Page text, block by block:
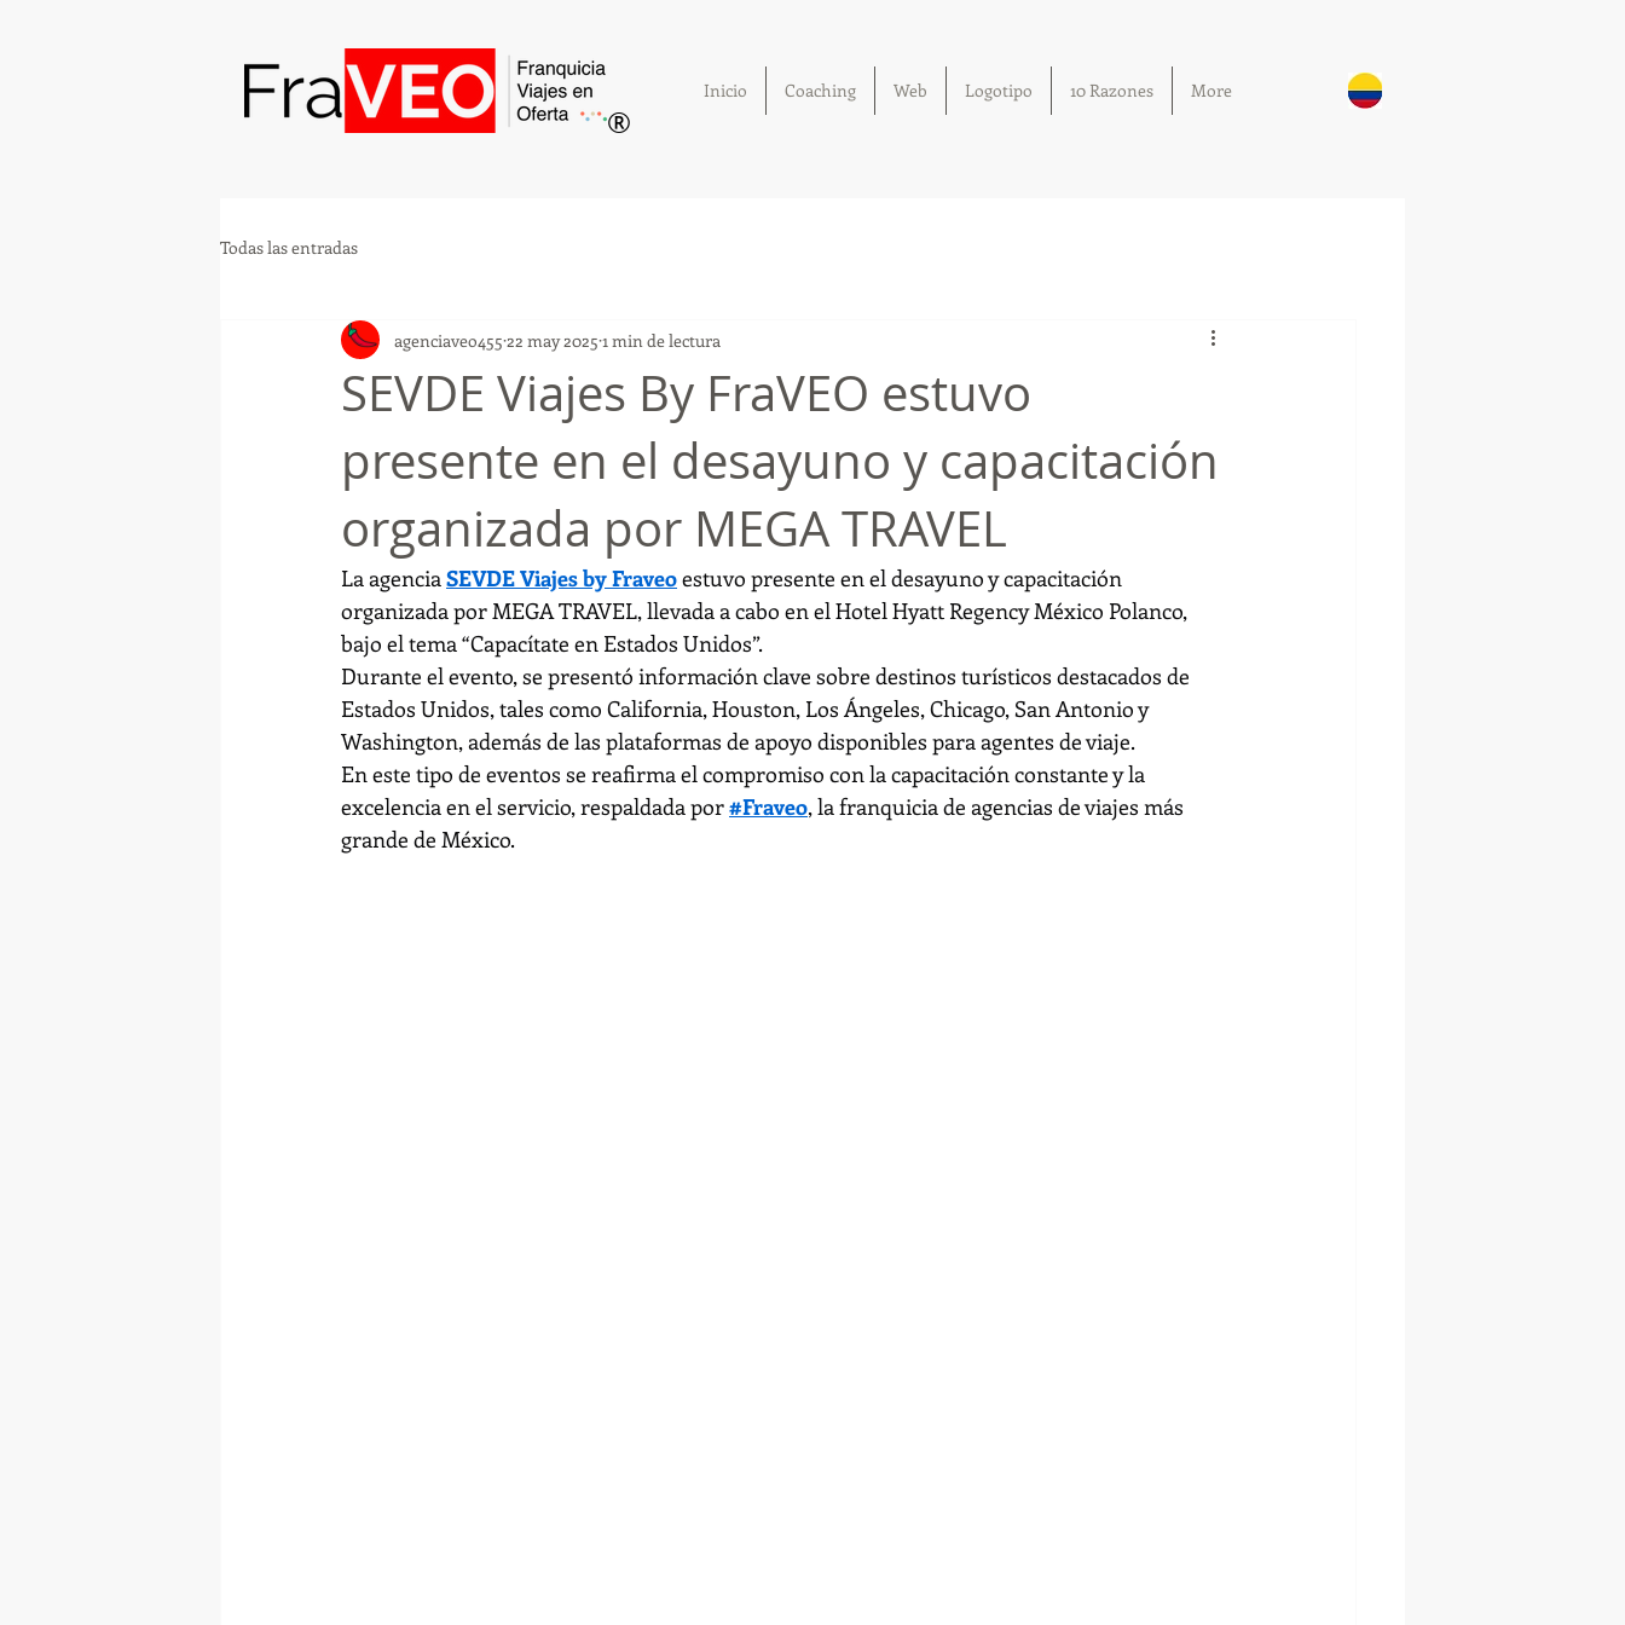
®
Inicio Coaching Web Logotipo 10 Razones More
Todas las entradas
SEVDE Viajes By FraVEO estuvo
presente en el desayuno y capacitación
organizada por MEGA TRAVEL
agenciaveo455 22 may 2025 1 min de lectura
La agencia SEVDE Viajes by Fraveo estuvo presente en el desayuno y capacitación
organizada por MEGA TRAVEL, llevada a cabo en el Hotel Hyatt Regency México Polanco,
bajo el tema “Capacítate en Estados Unidos”.
Durante el evento, se presentó información clave sobre destinos turísticos destacados de
Estados Unidos, tales como California, Houston, Los Ángeles, Chicago, San Antonio y
Washington, además de las plataformas de apoyo disponibles para agentes de viaje.
En este tipo de eventos se reafirma el compromiso con la capacitación constante y la
excelencia en el servicio, respaldada por #Fraveo, la franquicia de agencias de viajes más
grande de México.